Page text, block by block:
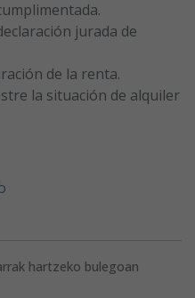
jurada de
de la renta.
la situación de alquiler
hartzeko bulegoan